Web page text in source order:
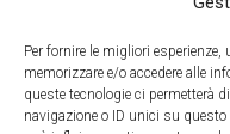
Per fornire le migliori
memorizzare e/o accedere alle
queste tecnologie ci permetterà
navigazione o ID unici su
© 2026 SERVIZI